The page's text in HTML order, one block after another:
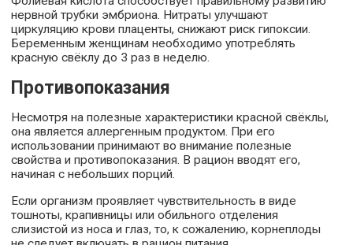
нервной трубки эмбриона. Нитраты улучшают
циркуляцию крови плаценты, снижают риск гипоксии.
Беременным женщинам необходимо употреблять
красную свёклу до 3 раз в неделю.
Противопоказания
Несмотря на полезные характеристики красной свёклы,
она является аллергенным продуктом. При его
использовании принимают во внимание полезные
свойства и противопоказания. В рацион вводят его,
начиная с небольших порций.
Если организм проявляет чувствительность в виде
тошноты, крапивницы или обильного отделения
слизистой из носа и глаз, то, к сожалению, корнеплоды